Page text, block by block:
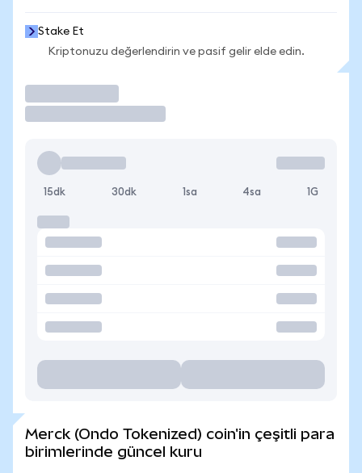
Stake Et
Kriptonuzu değerlendirin ve pasif gelir elde edin.
15dk 30dk 1sa 4sa 1G
Merck (Ondo Tokenized) coin'in çeşitli para
birimlerinde güncel kuru